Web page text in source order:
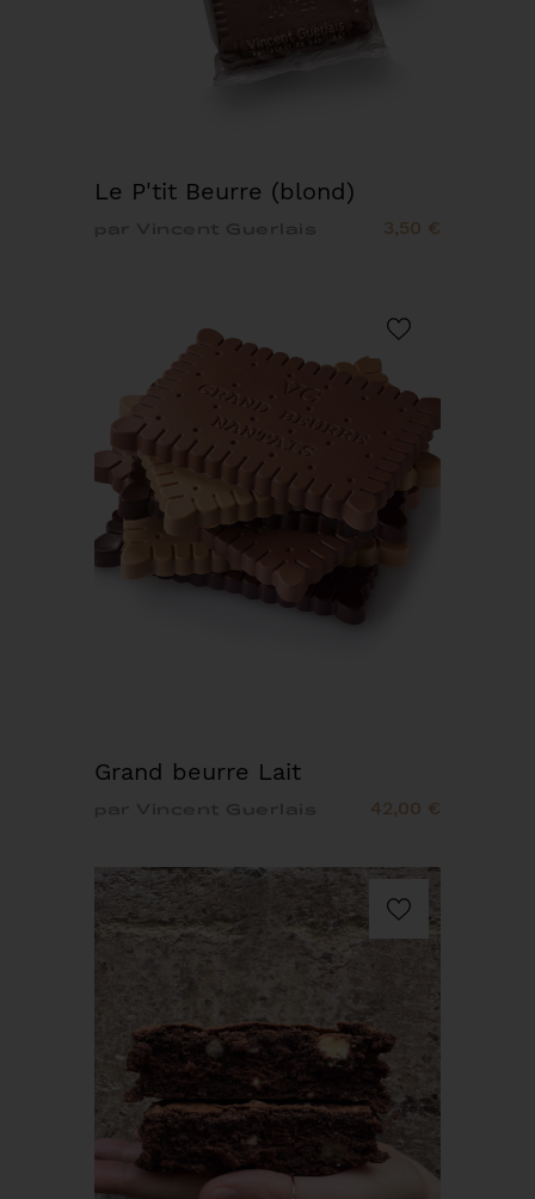
Le P'tit Beurre (blond)
3,50 €
Grand beurre Lait
42,00 €